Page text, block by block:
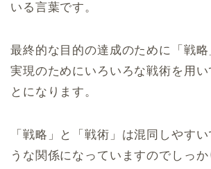
いる言葉です。
最終的な目的の達成のために「戦
実現のためにいろいろな戦術を用い
とになります。
「戦略」と「戦術」は混同しやす
うな関係になっていますのでしっ